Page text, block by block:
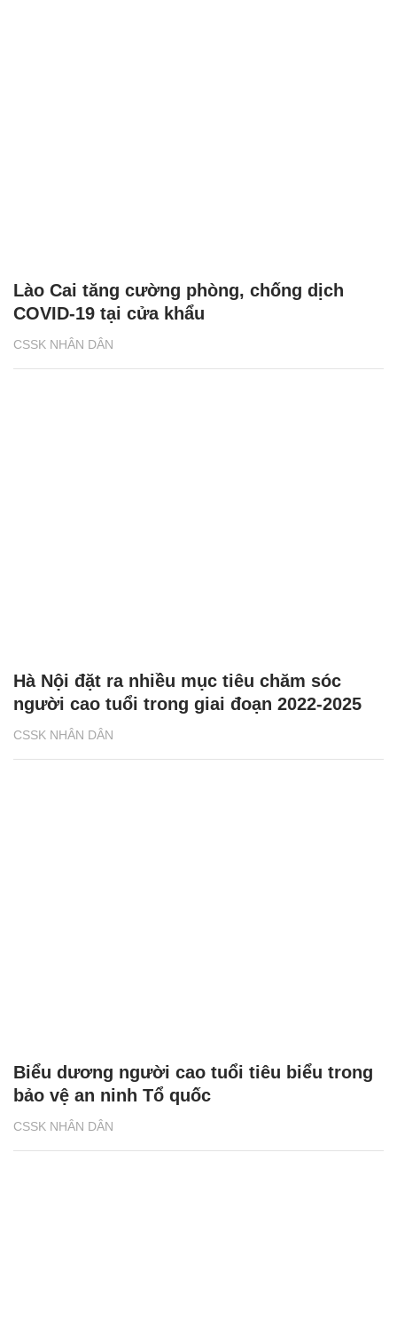
CSSK NHÂN DÂN
Lào Cai tăng cường phòng, chống dịch
COVID-19 tại cửa khẩu
CSSK NHÂN DÂN
Hà Nội đặt ra nhiều mục tiêu chăm sóc
người cao tuổi trong giai đoạn 2022-2025
CSSK NHÂN DÂN
Biểu dương người cao tuổi tiêu biểu trong
bảo vệ an ninh Tổ quốc